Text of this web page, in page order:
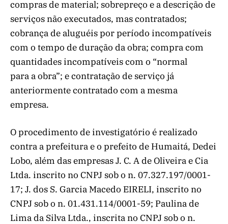
compras de material; sobrepreço e a descrição de
serviços não executados, mas contratados;
cobrança de aluguéis por período incompatíveis
com o tempo de duração da obra; compra com
quantidades incompatíveis com o “normal
para a obra”; e contratação de serviço já
anteriormente contratado com a mesma
empresa.
O procedimento de investigatório é realizado
contra a prefeitura e o prefeito de Humaitá, Dedei
Lobo, além das empresas J. C. A de Oliveira e Cia
Ltda. inscrito no CNPJ sob o n. 07.327.197/0001-
17; J. dos S. Garcia Macedo EIRELI, inscrito no
CNPJ sob o n. 01.431.114/0001-59; Paulina de
Lima da Silva Ltda., inscrita no CNPJ sob o n.